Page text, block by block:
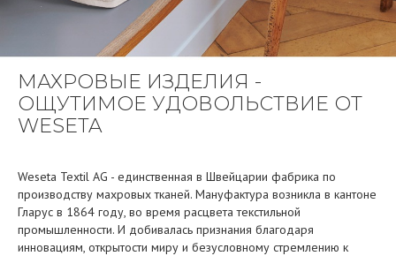
МАХРОВЫЕ ИЗДЕЛИЯ -
ОЩУТИМОЕ УДОВОЛЬСТВИЕ ОТ
WESETA
Weseta Textil AG - единственная в Швейцарии фабрика по
производству махровых тканей. Мануфактура возникла в кантоне
Гларус в 1864 году, во время расцвета текстильной
промышленности. И добивалась признания благодаря
инновациям, открытости миру и безусловному стремлению к